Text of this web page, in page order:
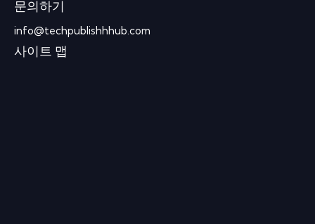
문의하기
info@techpublishhhub.com
사이트 맵